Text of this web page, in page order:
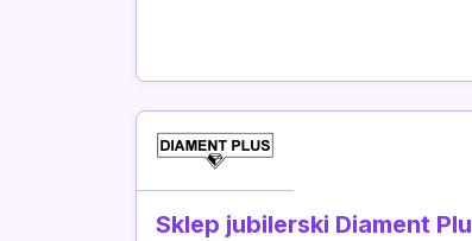
Sklep jubilerski Diament